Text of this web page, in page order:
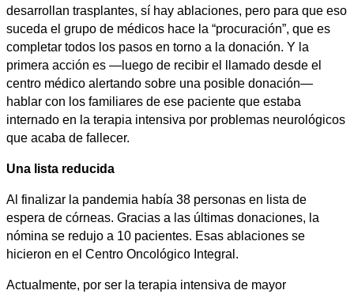
desarrollan trasplantes, sí hay ablaciones, pero para que eso
suceda el grupo de médicos hace la “procuración”, que es
completar todos los pasos en torno a la donación. Y la
primera acción es —luego de recibir el llamado desde el
centro médico alertando sobre una posible donación—
hablar con los familiares de ese paciente que estaba
internado en la terapia intensiva por problemas neurológicos
que acaba de fallecer.
Una lista reducida
Al finalizar la pandemia había 38 personas en lista de
espera de córneas. Gracias a las últimas donaciones, la
nómina se redujo a 10 pacientes. Esas ablaciones se
hicieron en el Centro Oncológico Integral.
Actualmente, por ser la terapia intensiva de mayor